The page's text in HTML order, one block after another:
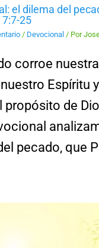
el dilema del
25
/ Devocional / Por
corroe
Espíritu
propósito de
pecado, que